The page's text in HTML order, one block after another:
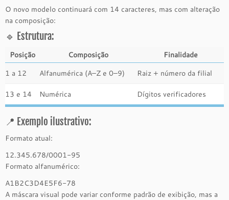
O novo modelo continuará com 14 caracteres, mas com alteração
na composição:
🔹 Estrutura:
Posição Composição
Finalidade
1 a 12
Alfanumérica (A–Z e 0–9) Raiz + número da filial
13 e 14 Numérica Dígitos verificadores
📍 Exemplo ilustrativo:
Formato atual:
12.345.678/0001-95
Formato alfanumérico:
A1B2C3D4E5F6-78
A máscara visual pode variar conforme padrão de exibição, mas a